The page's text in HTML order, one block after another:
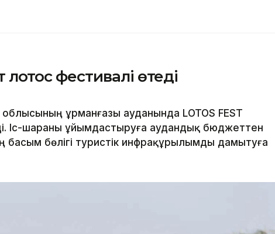
фестивалі өтеді
Құрманғазы ауданында LOTOS FEST
Іс-шараны ұйымдастыруға аудандық бюджеттен
басым бөлігі туристік инфрақұрылымды дамытуға